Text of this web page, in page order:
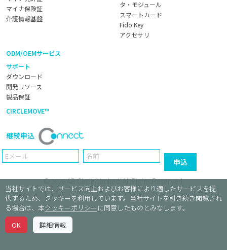
マイナ保険証
介護情報基盤
タ・モジュール
スマートカード
Fido Key
アクセサリ
ODM/OEMサービス
サポート
ダウンロード
開発リソース
製品保証
CIRCLEMOVE™
継続申込
Email Name
申込
© 2026AB Circle Limited. All Rights Reserved.
当社サイトでは、サービス向上およびお客様により適したサービスを提
供するため、クッキーを利用しています。当社サイトを引き続き閲覧され
る場合は、本クッキーポリシー に同意したものとみなします。
OK
詳細情報